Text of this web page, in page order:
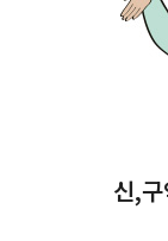
신,